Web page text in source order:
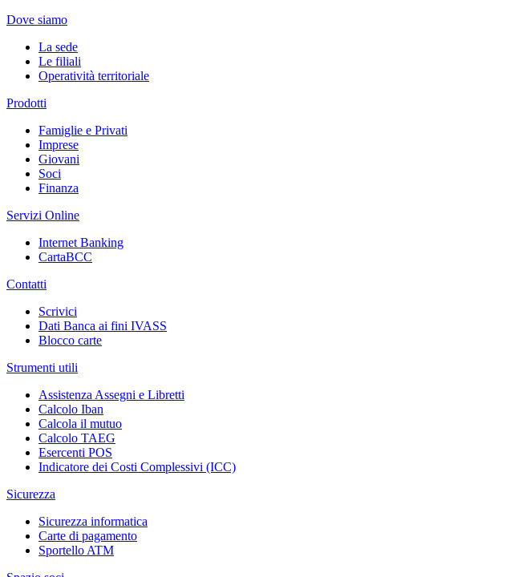
Dove siamo
La sede
Le filiali
Operatività territoriale
Prodotti
Famiglie e Privati
Imprese
Giovani
Soci
Finanza
Servizi Online
Internet Banking
CartaBCC
Contatti
Scrivici
Dati Banca ai fini IVASS
Blocco carte
Strumenti utili
Assistenza Assegni e Libretti
Calcolo Iban
Calcola il mutuo
Calcolo TAEG
Esercenti POS
Indicatore dei Costi Complessivi (ICC)
Sicurezza
Sicurezza informatica
Carte di pagamento
Sportello ATM